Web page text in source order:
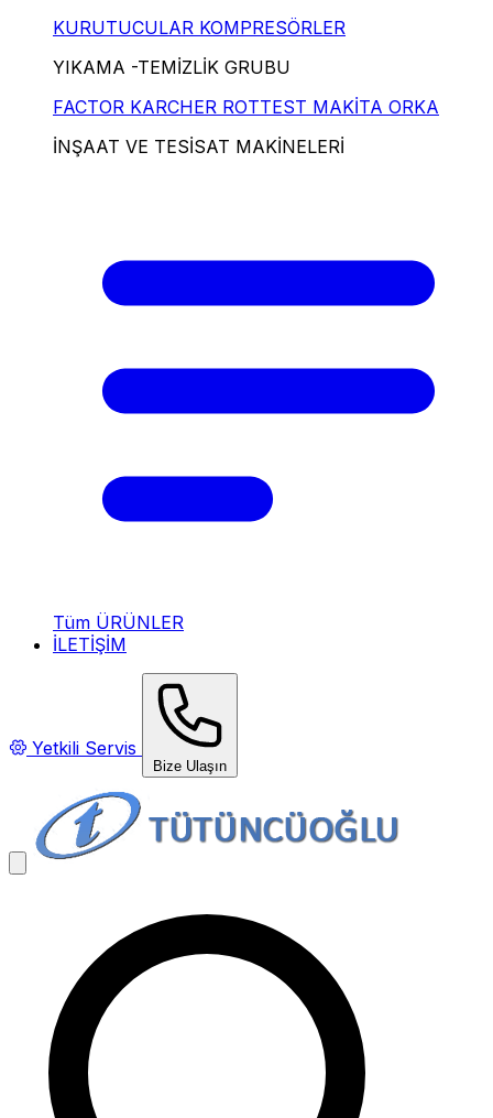
KURUTUCULAR KOMPRESÖRLER
YIKAMA -TEMİZLİK GRUBU
FACTOR KARCHER ROTTEST MAKİTA ORKA
İNŞAAT VE TESİSAT MAKİNELERİ
Tüm ÜRÜNLER
İLETİŞİM
Yetkili Servis
Bize Ulaşın